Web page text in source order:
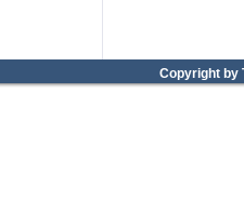
Copyright by